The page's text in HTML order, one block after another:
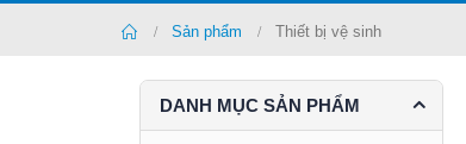
Home
Sản phẩm Thiết bị vệ sinh
DANH MỤC SẢN PHẨM